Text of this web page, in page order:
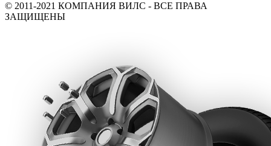
© 2011-2021 КОМПАНИЯ ВИЛС - ВСЕ ПРАВА
ЗАЩИЩЕНЫ